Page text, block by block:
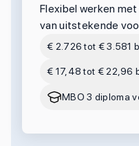
Flexibel werken
van uitstekende
€ 2.726 tot € 3.581
€ 17,48 tot € 22,96
MBO 3 diploma